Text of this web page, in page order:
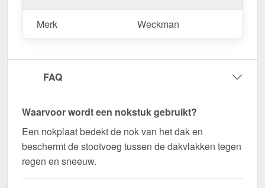
Duurzaam, weerbestendig, op maat gemaakt - bestel
Merk Weckman
FAQ
Waarvoor wordt een nokstuk gebruikt?
Een nokplaat bedekt de nok van het dak en
beschermt de stootvoeg tussen de dakvlakken tegen
regen en sneeuw.